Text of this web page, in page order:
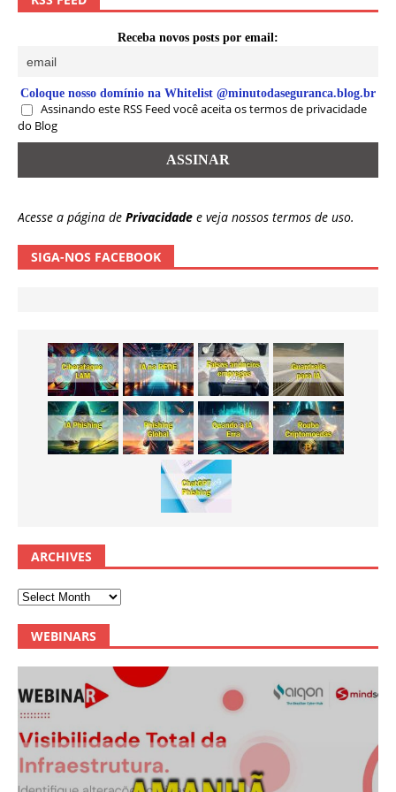
Receba novos posts por email:
Coloque nosso domínio na Whitelist @minutodaseguranca.blog.br
Assinando este RSS Feed você aceita os termos de privacidade
do Blog
Acesse a página de Privacidade e veja nossos termos de uso.
SIGA-NOS FACEBOOK
ARCHIVES
WEBINARS